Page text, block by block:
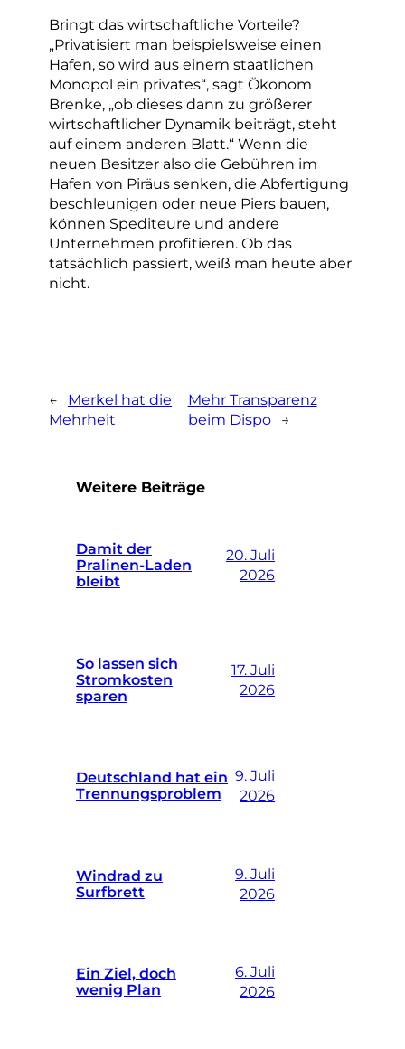
Bringt das wirtschaftliche Vorteile?
„Privatisiert man beispielsweise einen
Hafen, so wird aus einem staatlichen
Monopol ein privates“, sagt Ökonom
Brenke, „ob dieses dann zu größerer
wirtschaftlicher Dynamik beiträgt, steht
auf einem anderen Blatt.“ Wenn die
neuen Besitzer also die Gebühren im
Hafen von Piräus senken, die Abfertigung
beschleunigen oder neue Piers bauen,
können Spediteure und andere
Unternehmen profitieren. Ob das
tatsächlich passiert, weiß man heute aber
nicht.
←
Merkel hat die
Mehrheit
Mehr Transparenz
beim Dispo
→
Weitere Beiträge
Damit der
Pralinen-Laden
bleibt
20. Juli
2026
So lassen sich
Stromkosten
sparen
17. Juli
2026
Deutschland hat ein
Trennungsproblem
9. Juli
2026
Windrad zu
Surfbrett
9. Juli
2026
Ein Ziel, doch
wenig Plan
6. Juli
2026